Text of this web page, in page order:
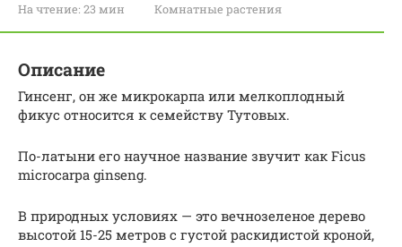
На чтение: 23 мин Комнатные растения
Описание
Гинсенг, он же микрокарпа или мелкоплодный
фикус относится к семейству Тутовых.
По-латыни его научное название звучит как Ficus
microcarpa ginseng.
В природных условиях — это вечнозеленое дерево
высотой 15-25 метров с густой раскидистой кроной,